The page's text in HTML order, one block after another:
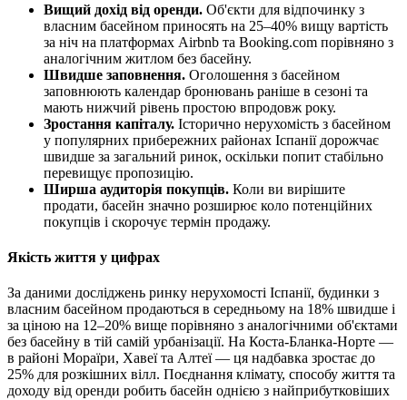
Вищий дохід від оренди. Об'єкти для відпочинку з
власним басейном приносять на 25–40% вищу вартість
за ніч на платформах Airbnb та Booking.com порівняно з
аналогічним житлом без басейну.
Швидше заповнення. Оголошення з басейном
заповнюють календар бронювань раніше в сезоні та
мають нижчий рівень простою впродовж року.
Зростання капіталу. Історично нерухомість з басейном
у популярних прибережних районах Іспанії дорожчає
швидше за загальний ринок, оскільки попит стабільно
перевищує пропозицію.
Ширша аудиторія покупців. Коли ви вирішите
продати, басейн значно розширює коло потенційних
покупців і скорочує термін продажу.
Якість життя у цифрах
За даними досліджень ринку нерухомості Іспанії, будинки з
власним басейном продаються в середньому на 18% швидше і
за ціною на 12–20% вище порівняно з аналогічними об'єктами
без басейну в тій самій урбанізації. На Коста-Бланка-Норте —
в районі Мораїри, Хавеї та Алтеї — ця надбавка зростає до
25% для розкішних вілл. Поєднання клімату, способу життя та
доходу від оренди робить басейн однією з найприбутковіших